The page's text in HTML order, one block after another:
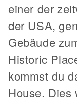
einer der
der USA,
Gebäude
Historic
kommst du
House. Dies